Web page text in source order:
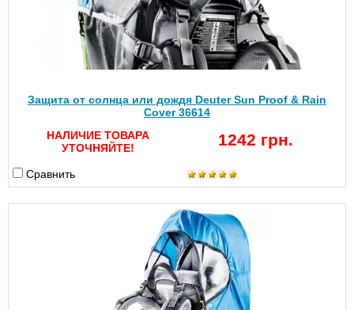
Защита от солнца или дождя Deuter Sun Proof & Rain
Cover 36614
НАЛИЧИЕ ТОВАРА
УТОЧНЯЙТЕ!
1242 грн.
Сравнить